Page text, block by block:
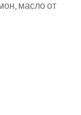
масло от